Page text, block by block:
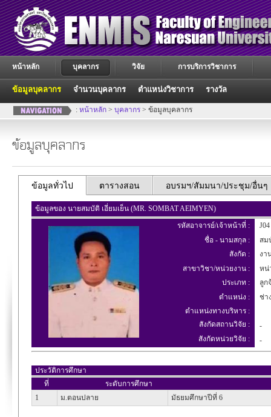
หน้าหลัก บุคลากร
ข้อมูลบุคลากร จำนวนบุคลากร ตำแหน่งวิชาการ รางวัล
วิจัย การบริการวิชาการ
: หน้าหลัก > บุคลากร > ข้อมูลบุคลากร
ข้อมูลบุคลากร
ข้อมูลทั่วไป ตารางสอน อบรมฯ/สัมมนา/ประชุม/อื่นๆ
ข้อมูลของ นายสมบัติ เอี่ยมเย็น (MR. SOMBAT AEIMYEN)
รหัสอาจารย์/เจ้าหน้าที่ :
J04
ชื่อ - นามสกุล :
สม
สังกัด :
งา
สาขาวิชา/หน่วยงาน :
หน่
ประเภท :
ลูก
ตำแหน่ง :
ช่า
ตำแหน่งทางบริหาร :
สังกัดสถานวิจัย :
-
สังกัดหน่วยวิจัย :
-
ประวัติการศึกษา
ที่
ระดับการศึกษา
1
ม.ตอนปลาย มัธยมศึกษาปีที่ 6